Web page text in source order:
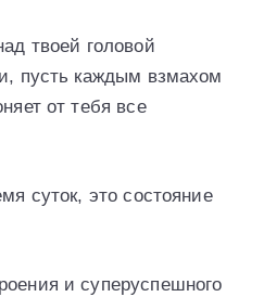
твоей головой
пусть каждым взмахом
от тебя все
суток, это состояние
и суперуспешного